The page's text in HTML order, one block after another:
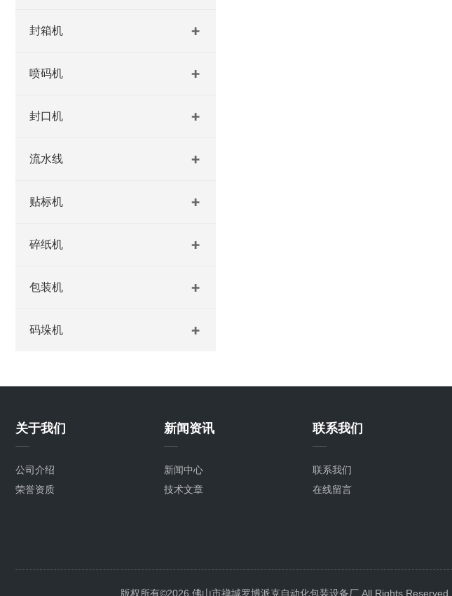
封箱机
喷码机
封口机
流水线
贴标机
碎纸机
包装机
码垛机
关于我们
公司介绍
荣誉资质
新闻资讯
新闻中心
技术文章
联系我们
联系我们
在线留言
版权所有©2026 佛山市禅城罗博派克自动化包装设备厂 All Rights Reserved